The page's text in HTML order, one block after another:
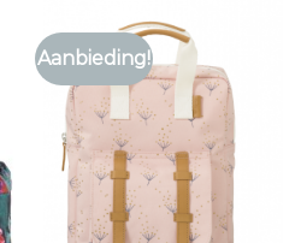
Aanbieding!